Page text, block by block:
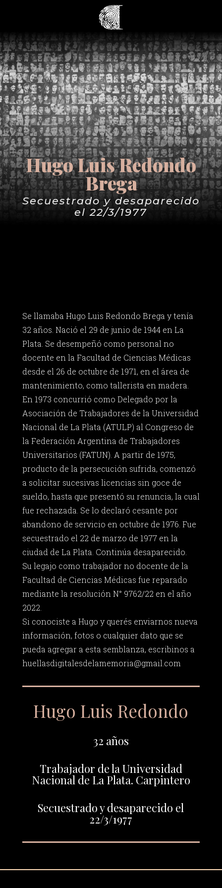
Hugo Luis Redondo
Brega
Secuestrado y desaparecido
el 22/3/1977
Se llamaba Hugo Luis Redondo Brega y tenía
32 años. Nació el 29 de junio de 1944 en La
Plata. Se desempeñó como personal no
docente en la Facultad de Ciencias Médicas
desde el 26 de octubre de 1971, en el área de
mantenimiento, como tallerista en madera.
En 1973 concurrió como Delegado por la
Asociación de Trabajadores de la Universidad
Nacional de La Plata (ATULP) al Congreso de
la Federación Argentina de Trabajadores
Universitarios (FATUN). A partir de 1975,
producto de la persecución sufrida, comenzó
a solicitar sucesivas licencias sin goce de
sueldo, hasta que presentó su renuncia, la cual
fue rechazada. Se lo declaró cesante por
abandono de servicio en octubre de 1976. Fue
secuestrado el 22 de marzo de 1977 en la
ciudad de La Plata. Continúa desaparecido.
Su legajo como trabajador no docente de la
Facultad de Ciencias Médicas fue reparado
mediante la resolución N° 9762/22 en el año
2022.
Si conociste a Hugo y querés enviarnos nueva
información, fotos o cualquier dato que se
pueda agregar a esta semblanza, escribinos a
huellasdigitalesdelamemoria@gmail.com
Hugo Luis Redondo
32 años
Trabajador de la Universidad
Nacional de La Plata. Carpintero
Secuestrado y desaparecido el
22/3/1977